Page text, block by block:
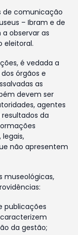
de comunicação
– Ibram e de
observar as
eleitoral.
é vedada a
órgãos e
as
devem ser
agentes
da
não apresentem
museológicas,
publicações
da gestão;